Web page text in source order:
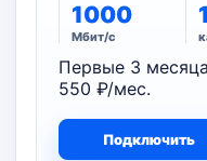
1000
Мбит/с
Первые 3
550 ₽/мес.
Подключить